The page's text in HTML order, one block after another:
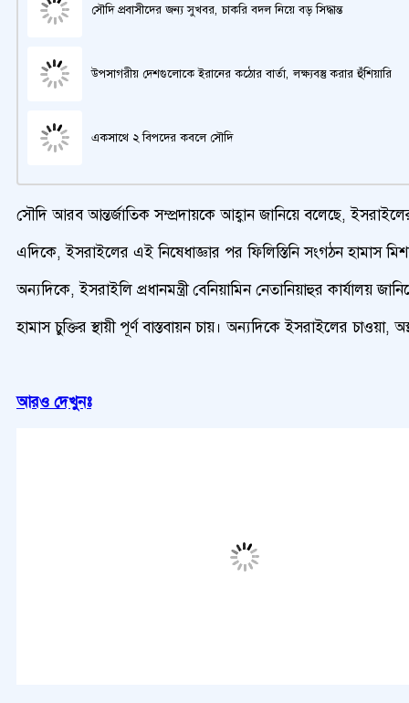
সৌদি প্রবাসীদের জন্য সুখবর, চাকরি বদল নিয়ে বড় সিদ্ধান্ত
উপসাগরীয় দেশগুলোকে ইরানের কঠোর বার্তা, লক্ষ্যবস্তু করার হুঁশিয়ারি
একসাথে ২ বিপদের কবলে সৌদি
সৌদি আরব আন্তর্জাতিক সম্প্রদায়কে আহ্বান জানিয়ে বলেছে,
এদিকে, ইসরাইলের এই নিষেধাজ্ঞার পর ফিলিস্তিনি সংগঠন হামাস
অন্যদিকে, ইসরাইলি প্রধানমন্ত্রী বেনিয়ামিন নেতানিয়াহুর
হামাস চুক্তির স্থায়ী পূর্ণ বাস্তবায়ন চায়। অন্যদিকে ইসরাইলের
আরও দেখুনঃ